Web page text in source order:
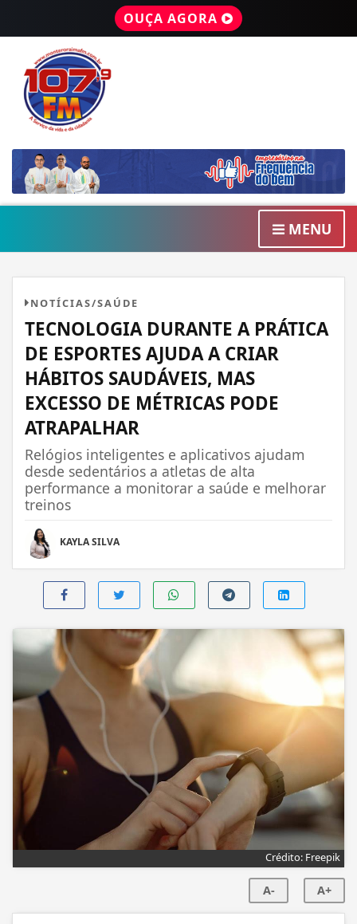
OUÇA AGORA
MENU
NOTÍCIAS/SAÚDE
TECNOLOGIA DURANTE A PRÁTICA
DE ESPORTES AJUDA A CRIAR
HÁBITOS SAUDÁVEIS, MAS
EXCESSO DE MÉTRICAS PODE
ATRAPALHAR
Relógios inteligentes e aplicativos ajudam
desde sedentários a atletas de alta
performance a monitorar a saúde e melhorar
treinos
KAYLA SILVA
Crédito: Freepik
A- A+